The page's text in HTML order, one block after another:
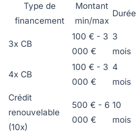
Type de
financement
Montant
min/max
Durée
3x CB
100 € - 3
000 €
3
mois
4x CB
100 € - 3
000 €
4
mois
Crédit
renouvelable
(10x)
500 € - 6
000 €
10
mois